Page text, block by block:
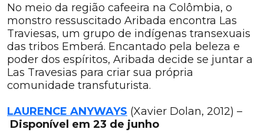
No meio da região cafeeira na Colômbia, o
monstro ressuscitado Aribada encontra Las
Traviesas, um grupo de indígenas transexuais
das tribos Emberá. Encantado pela beleza e
poder dos espíritos, Aribada decide se juntar a
Las Travesias para criar sua própria
comunidade transfuturista.
LAURENCE ANYWAYS (Xavier Dolan, 2012) –
Disponível em 23 de junho